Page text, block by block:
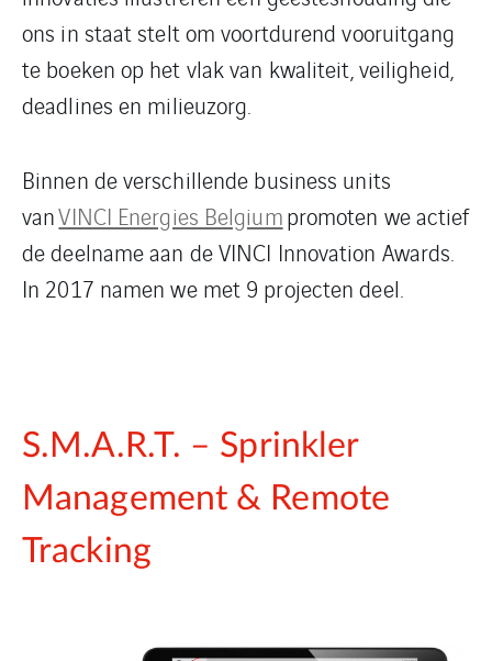
ons in staat stelt om voortdurend vooruitgang
te boeken op het vlak van kwaliteit, veiligheid,
deadlines en milieuzorg.
Binnen de verschillende business units
vanVINCI Energies Belgiumpromoten we actief
de deelname aan de VINCI Innovation Awards.
In 2017 namen we met 9 projecten deel.
S.M.A.R.T. – Sprinkler
Management & Remote
Tracking